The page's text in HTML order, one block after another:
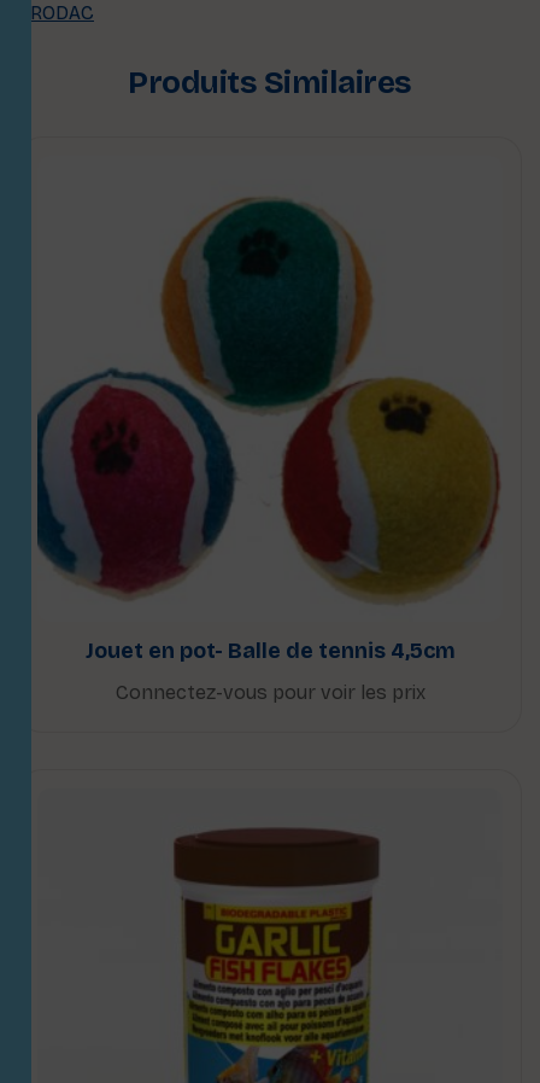
PRODAC
Produits Similaires
Jouet en pot- Balle de tennis 4,5cm
Connectez-vous pour voir les prix